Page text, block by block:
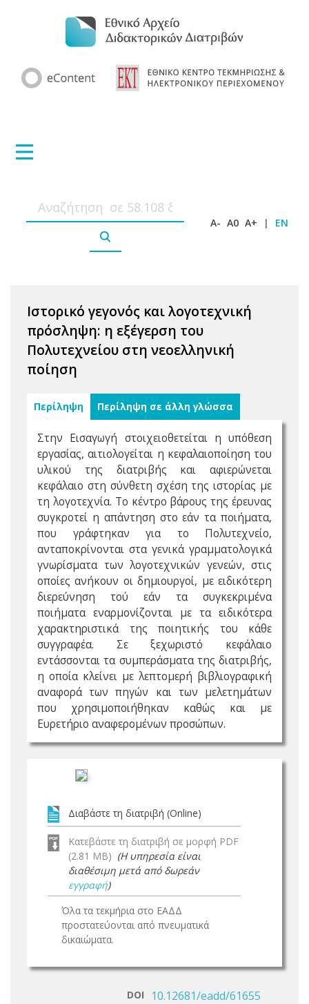
A- A0 A+ | EN
Ιστορικό γεγονός και λογοτεχνική
πρόσληψη: η εξέγερση του
Πολυτεχνείου στη νεοελληνική
ποίηση
Περίληψη Περίληψη σε άλλη γλώσσα
Στην Εισαγωγή στοιχειοθετείται η υπόθεση
εργασίας, αιτιολογείται η κεφαλαιοποίηση του
υλικού της διατριβής και αφιερώνεται
κεφάλαιο στη σύνθετη σχέση της ιστορίας με
τη λογοτεχνία. Το κέντρο βάρους της έρευνας
συγκροτεί η απάντηση στο εάν τα ποιήματα,
που γράφτηκαν για το Πολυτεχνείο,
ανταποκρίνονται στα γενικά γραμματολογικά
γνωρίσματα των λογοτεχνικών γενεών, στις
οποίες ανήκουν οι δημιουργοί, με ειδικότερη
διερεύνηση τού εάν τα συγκεκριμένα
ποιήματα εναρμονίζονται με τα ειδικότερα
χαρακτηριστικά της ποιητικής του κάθε
συγγραφέα. Σε ξεχωριστό κεφάλαιο
εντάσσονται τα συμπεράσματα της διατριβής,
η οποία κλείνει με λεπτομερή βιβλιογραφική
αναφορά των πηγών και των μελετημάτων
που χρησιμοποιήθηκαν καθώς και με
Ευρετήριο αναφερομένων προσώπων.
Διαβάστε τη διατριβή (Online)
Κατεβάστε τη διατριβή σε μορφή PDF
(2.81 MB) (Η υπηρεσία είναι
διαθέσιμη μετά από δωρεάν
εγγραφή)
Όλα τα τεκμήρια στο ΕΑΔΔ
προστατεύονται από πνευματικά
δικαιώματα.
DOI 10.12681/eadd/61655